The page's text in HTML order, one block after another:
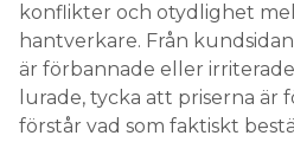
konflikter och otydlighet
hantverkare. Från
är förbannade eller
lurade, tycka att priserna är
förstår vad som faktiskt